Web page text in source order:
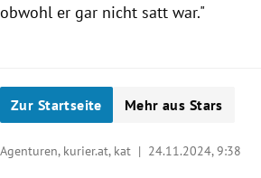
obwohl er gar nicht satt war."
Zur Startseite Mehr aus Stars
Agenturen, kurier.at, kat | 24.11.2024, 9:38